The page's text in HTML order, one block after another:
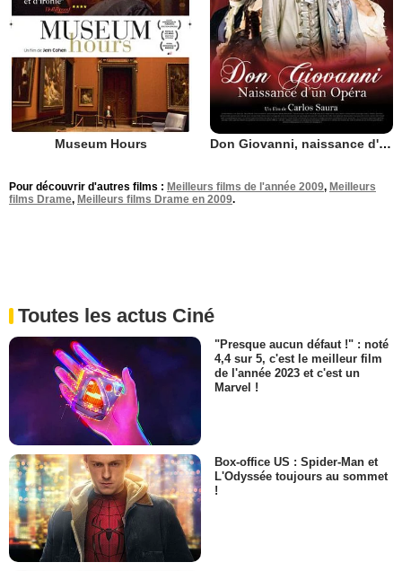
Museum Hours Don Giovanni, naissance d'un opéra
Pour découvrir d'autres films : Meilleurs films de l'année 2009, Meilleurs
films Drame, Meilleurs films Drame en 2009.
Toutes les actus Ciné
"Presque aucun défaut !" : noté
4,4 sur 5, c'est le meilleur film
de l'année 2023 et c'est un
Marvel !
Box-office US : Spider-Man et
L'Odyssée toujours au sommet
!